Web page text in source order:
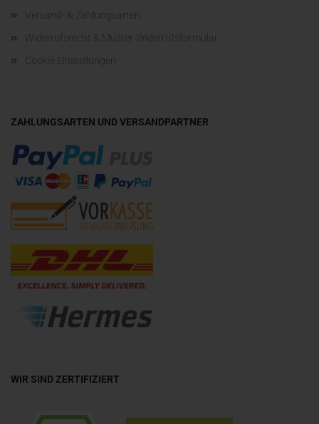
Versand- & Zahlungsarten
Widerrufsrecht & Muster-Widerrufsformular
Cookie Einstellungen
ZAHLUNGSARTEN UND VERSANDPARTNER
WIR SIND ZERTIFIZIERT